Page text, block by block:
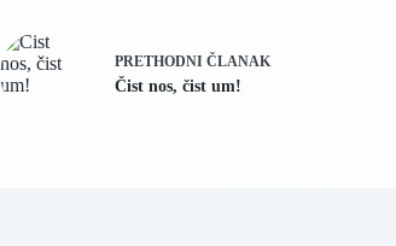
PRETHODNI ČLANAK
Čist nos, čist um!